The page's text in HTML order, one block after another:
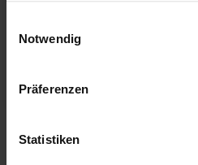
gesammelt haben.
Notwendig
Präferenzen
Statistiken
Sale
HALF ZIP KRLSRH GRAU
LADIES